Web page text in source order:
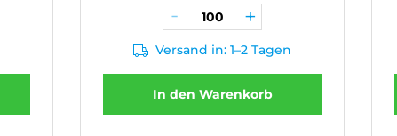
Versand in: 1–2 Tagen
In den Warenkorb